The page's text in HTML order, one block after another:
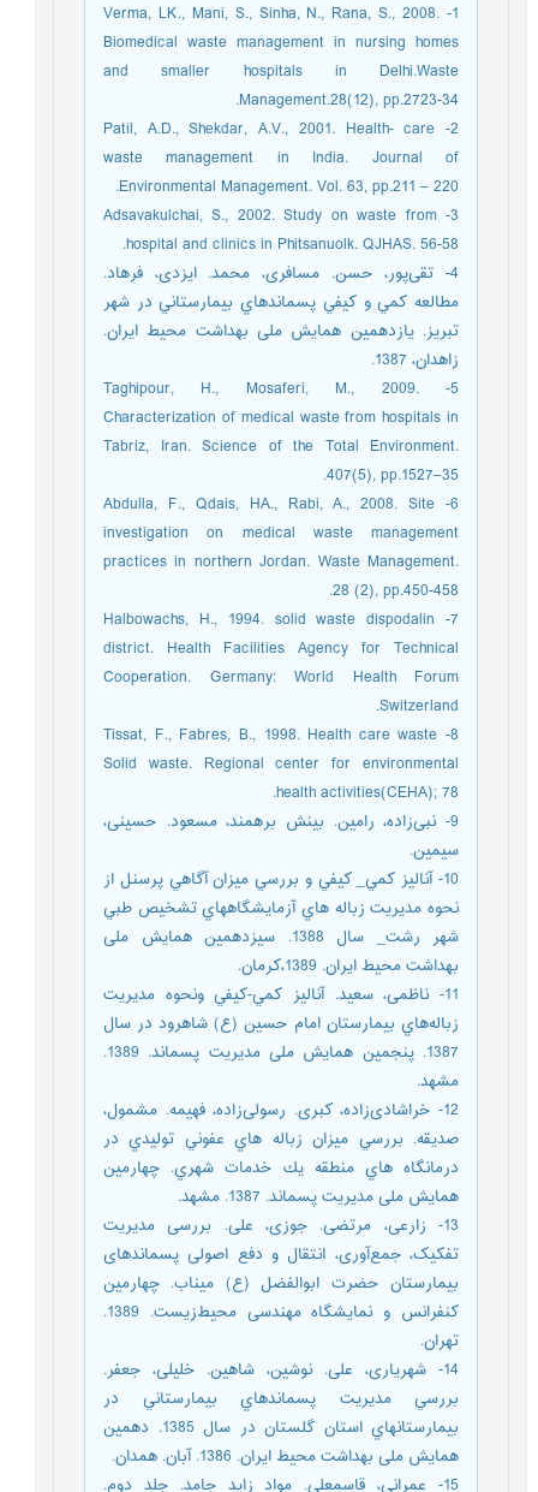
1- Verma, LK., Mani, S., Sinha, N., Rana, S., 2008.
Biomedical waste management in nursing homes
and smaller hospitals in Delhi.Waste
Management.28(12), pp.2723-34.
2- Patil, A.D., Shekdar, A.V., 2001. Health- care
waste management in India. Journal of
Environmental Management. Vol. 63, pp.211 – 220.
3- Adsavakulchai, S., 2002. Study on waste from
hospital and clinics in Phitsanuolk. QJHAS. 56-58.
4- تقی‌پور، حسن. مسافری، محمد. ایزدی، فرهاد.
مطالعه كمي و كيفي پسماندهاي بيمارستاني در شهر
تبريز. یازدهمین همایش ملی بهداشت محیط ایران.
زاهدان، 1387.
5- Taghipour, H., Mosaferi, M., 2009.
Characterization of medical waste from hospitals in
Tabriz, Iran. Science of the Total Environment.
407(5), pp.1527–35.
6- Abdulla, F., Qdais, HA., Rabi, A., 2008. Site
investigation on medical waste management
practices in northern Jordan. Waste Management.
28 (2), pp.450-458.
7- Halbowachs, H., 1994. solid waste dispodalin
district. Health Facilities Agency for Technical
Cooperation. Germany: World Health Forum
Switzerland.
8- Tissat, F., Fabres, B., 1998. Health care waste
Solid waste. Regional center for environmental
health activities(CEHA); 78.
9- نبی‌زاده، رامین. بینش برهمند، مسعود. حسینی،
سیمین.
10- آناليز كمي_ كيفي و بررسي ميزان آگاهي پرسنل از
نحوه مديريت زباله هاي آزمايشگاههاي تشخيص طبي
شهر رشت_ سال 1388. سیزدهمین همایش ملی
بهداشت محیط ایران. 1389،کرمان.
11- ناظمی‌‌، سعید. آناليز كمي-كيفي ونحوه مديريت
زباله‌هاي بيمارستان امام حسين (ع) شاهرود در سال
1387. پنجمین همایش ملی مدیریت پسماند. 1389.
مشهد.
12- خراشادی‌زاده، کبری. رسولی‌زاده، فهیمه. مشمول،
صدیقه. بررسي ميزان زباله هاي عفوني توليدي در
درمانگاه هاي منطقه يك خدمات شهري. چهارمین
همایش ملی مدیریت پسماند. 1387. مشهد.
13- زارعی، مرتضی. جوزی، علی. بررسی مدیریت
تفکیک، جمع‌آوری، انتقال و دفع اصولی پسماندهای
بیمارستان حضرت ابوالفضل (ع) میناب. چهارمین
کنفرانس و نمایشگاه مهندسی محیط‌زیست. 1389.
تهران.
14- شهریاری، علی. نوشین، شاهین. خلیلی، جعفر.
بررسي مديريت پسماندهاي بيمارستاني در
بيمارستانهاي استان گلستان در سال 1385. دهمین
همایش ملی بهداشت محیط ایران. 1386. آبان. همدان.
15- عمرانی، قاسمعلی. مواد زاید جامد. جلد دوم.